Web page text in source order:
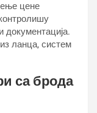
цене
документација.
ланца, систем
са брода